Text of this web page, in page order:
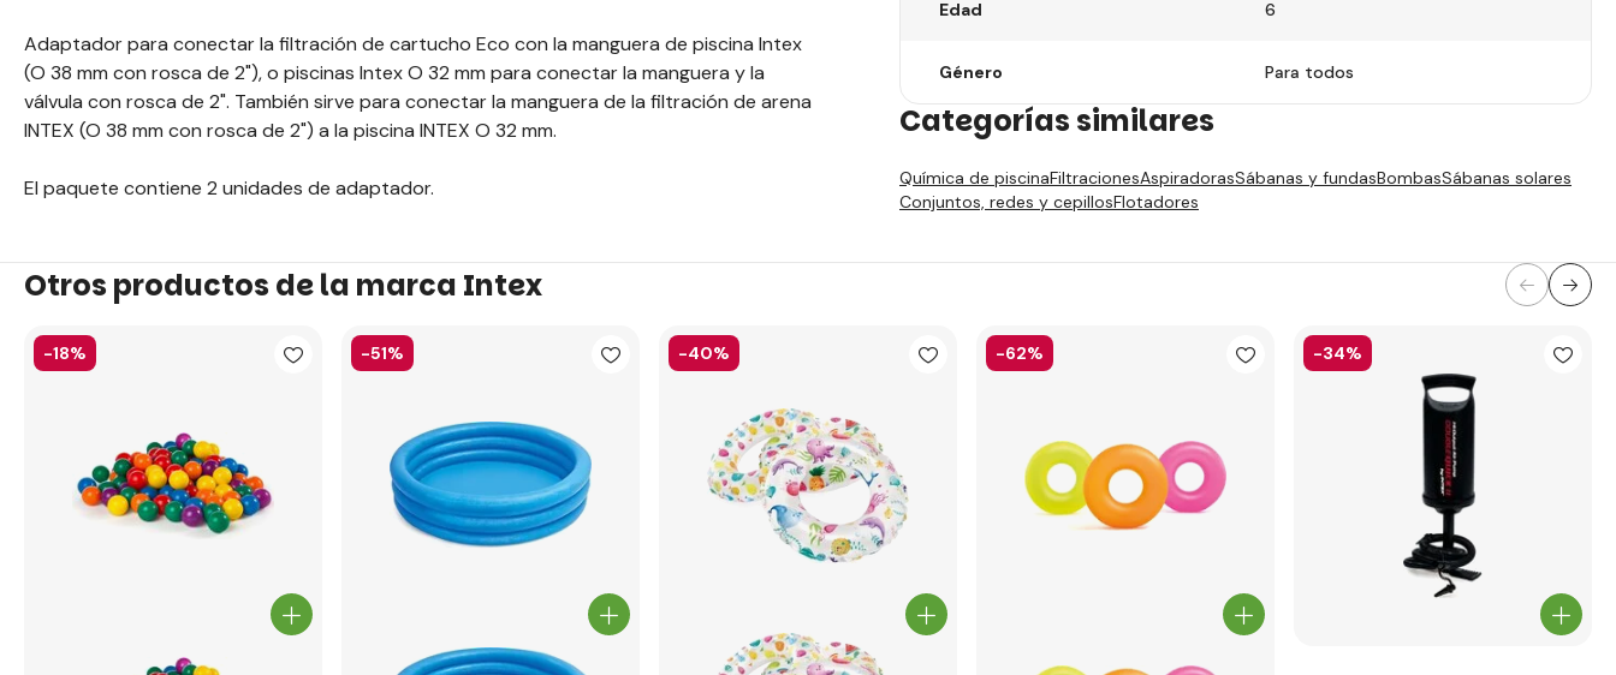
Adaptador para conectar la filtración de cartucho Eco con la manguera de piscina Intex
(O 38 mm con rosca de 2"), o piscinas Intex O 32 mm para conectar la manguera y la
válvula con rosca de 2". También sirve para conectar la manguera de la filtración de arena
INTEX (O 38 mm con rosca de 2") a la piscina INTEX O 32 mm.
El paquete contiene 2 unidades de adaptador.
Edad 6
Género Para todos
Categorías similares
Química de piscinaFiltracionesAspiradorasSábanas y fundasBombasSábanas solares
Conjuntos, redes y cepillosFlotadores
Otros productos de la marca Intex
-18% -51% -40% -62% -34%